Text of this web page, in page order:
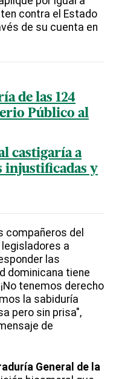
contra el Estado
de su cuenta en
de las 124
Público al
castigaría a
injustificadas y
compañeros del
legisladores a
las
dominicana tiene
¡No tenemos derecho
la sabiduría
pero sin prisa",
de
General de la